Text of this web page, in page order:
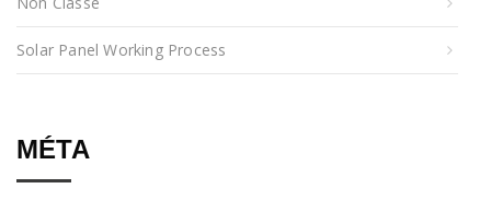
Solar Panel Working Process
MÉTA